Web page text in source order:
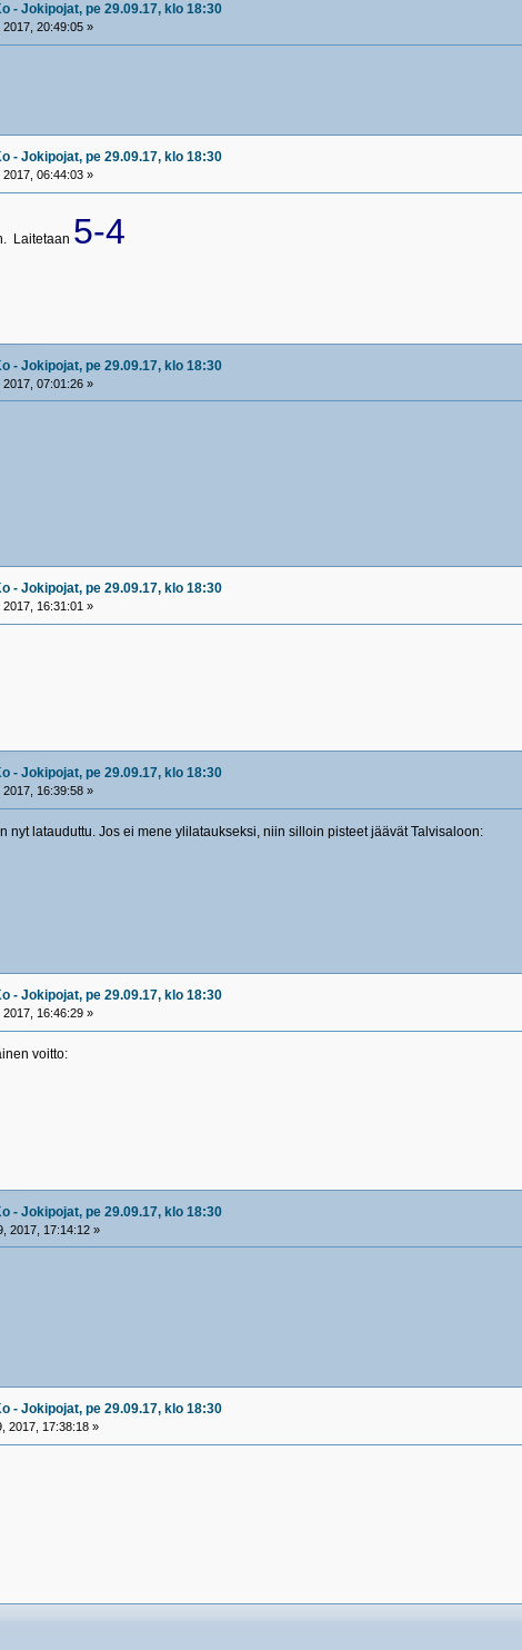
- Jokipojat, pe 29.09.17, klo 18:30
20:49:05 »
- Jokipojat, pe 29.09.17, klo 18:30
06:44:03 »
Laitetaan 5-4
- Jokipojat, pe 29.09.17, klo 18:30
07:01:26 »
- Jokipojat, pe 29.09.17, klo 18:30
16:31:01 »
- Jokipojat, pe 29.09.17, klo 18:30
16:39:58 »
nyt latauduttu. Jos ei mene ylilataukseksi, niin silloin pisteet jäävät Talvisaloon:
- Jokipojat, pe 29.09.17, klo 18:30
16:46:29 »
voitto:
- Jokipojat, pe 29.09.17, klo 18:30
2017, 17:14:12 »
- Jokipojat, pe 29.09.17, klo 18:30
2017, 17:38:18 »